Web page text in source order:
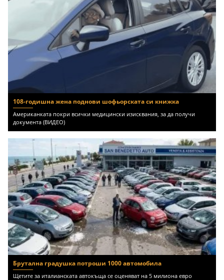
108-годишна жена поднови шофьорската си книжка
Американката покри всички медицински изисквания, за да получи
документа (ВИДЕО)
Брутална градушка потроши 1000 автомобила
Щетите за италианската автокъща се оценяват на 5 милиона евро